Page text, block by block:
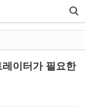
이터가 필요한